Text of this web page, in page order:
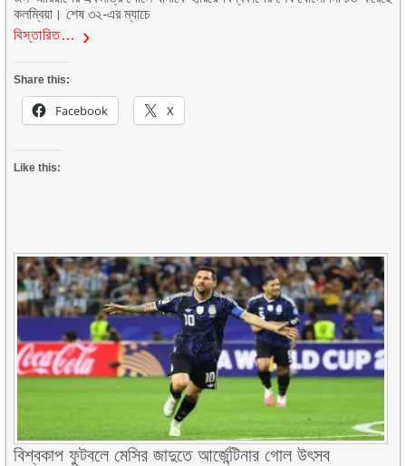
কলম্বিয়া। শেষ ৩২-এর ম্যাচে
বিস্তারিত…
Share this:
Facebook X
Like this:
বিশ্বকাপ ফুটবলে মেসির জাদুতে আর্জেন্টিনার গোল উৎসব